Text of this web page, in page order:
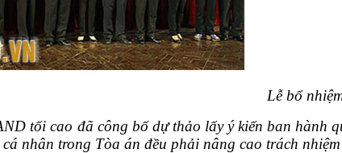
Lễ bổ
tối cao đã công bố dự thảo lấy ý kiến ban hành
nhân trong Tòa án đều phải nâng cao trách